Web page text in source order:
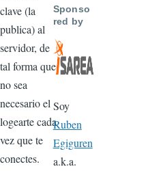
clave (la
publica) al
servidor, de
tal forma que
no sea
necesario el
logearte cada
vez que te
conectes.
Sponso
red by
Soy
Ruben
Egiguren
a.k.a.